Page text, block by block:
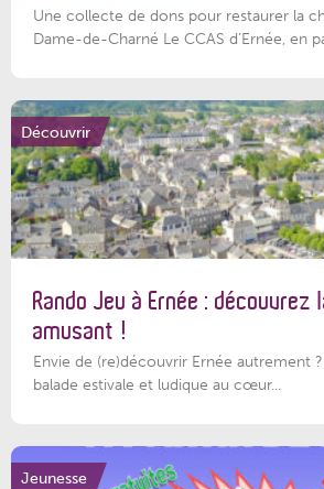
Une collecte de dons pour restaurer la
Dame-de-Charné Le CCAS d’Ernée, en
Découvrir
Rando Jeu à Ernée : découvrez
amusant !
Envie de (re)découvrir Ernée autrement
balade estivale et ludique au cœur...
Jeunesse